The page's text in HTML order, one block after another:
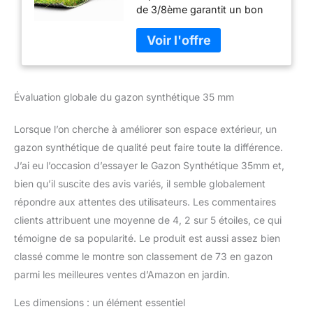
de 3/8ème garantit un bon
réaliste, offrant un
compromis entre budget,
esthétique et durabilité, qui
Résistance exceptionnelle
craindra ni le temps ni les
confrontations, gardant votre
jardin intact à travers les
saisons pour un espace
verdoyant sans entretien
coûteux Caractéristiques
techniques avancées:
Hauteur de la fibre 35mm,
Garantie 10 ans, Norme
REACH certifié sans métaux
lourds, Résistant chlore,
C-shape de qualité
Évaluation globale du gazon synthétique 35 mm
Lorsque l’on cherche à améliorer son espace extérieur, un
gazon synthétique de qualité peut faire toute la différence.
J’ai eu l’occasion d’essayer le Gazon Synthétique 35mm et,
bien qu’il suscite des avis variés, il semble globalement
répondre aux attentes des utilisateurs. Les commentaires
clients attribuent une moyenne de 4, 2 sur 5 étoiles, ce qui
témoigne de sa popularité. Le produit est aussi assez bien
classé comme le montre son classement de 73 en gazon
parmi les meilleures ventes d’Amazon en jardin.
Les dimensions : un élément essentiel